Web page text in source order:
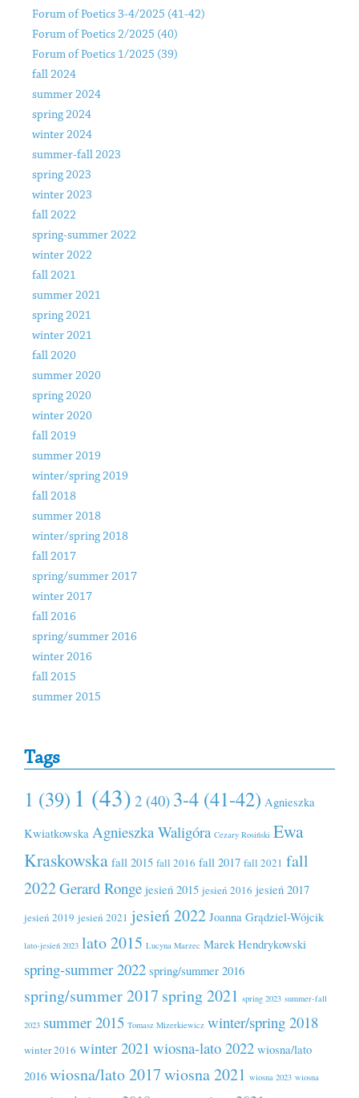
Forum of Poetics 3-4/2025 (41-42)
Forum of Poetics 2/2025 (40)
Forum of Poetics 1/2025 (39)
fall 2024
summer 2024
spring 2024
winter 2024
summer-fall 2023
spring 2023
winter 2023
fall 2022
spring-summer 2022
winter 2022
fall 2021
summer 2021
spring 2021
winter 2021
fall 2020
summer 2020
spring 2020
winter 2020
fall 2019
summer 2019
winter/spring 2019
fall 2018
summer 2018
winter/spring 2018
fall 2017
spring/summer 2017
winter 2017
fall 2016
spring/summer 2016
winter 2016
fall 2015
summer 2015
Tags
1 (39) 1 (43) 2 (40) 3-4 (41-42) Agnieszka
Kwiatkowska Agnieszka Waligóra Cezary Rosiński Ewa
Kraskowska fall 2015 fall 2016 fall 2017 fall 2021 fall
2022Gerard Ronge jesień 2015 jesień 2016 jesień 2017
jesień 2019 jesień 2021 jesień 2022 Joanna Grądziel-Wójcik
lato-jesień 2023 lato 2015 Lucyna Marzec Marek Hendrykowski
spring-summer 2022 spring/summer 2016
spring/summer 2017 spring 2021 spring 2023 summer-fall
2023 summer 2015 Tomasz Mizerkiewicz winter/spring 2018
winter 2016 winter 2021 wiosna-lato 2022 wiosna/lato
2016 wiosna/lato 2017wiosna 2021 wiosna 2023 wiosna